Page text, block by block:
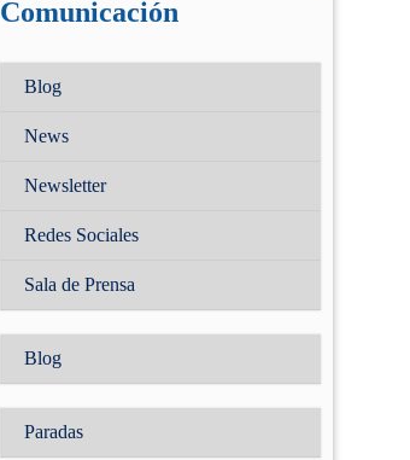
Contraseña
Recuérdame
contraseña?
Comunicación
Blog
News
Newsletter
Redes Sociales
Sala de Prensa
Blog
Paradas